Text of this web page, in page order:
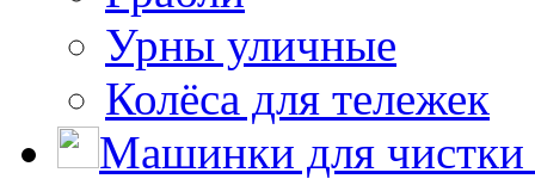
Урны уличные
Колёса для тележек
Машинки для чистки